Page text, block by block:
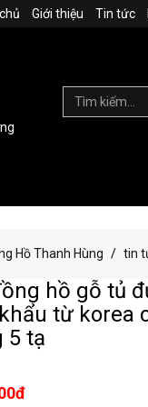
Giới thiệu Tin tức
Hồ Thanh Hùng tin
hồ gỗ tủ
từ korea
5 tạ